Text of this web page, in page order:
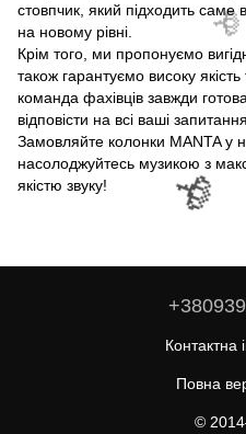
стовпчик, який підходить
на новому рівні.
Крім того, ми пропонуємо
також гарантуємо високу
команда фахівців завжди
відповісти на всі ваші запитання.
Замовляйте колонки MANTA у
насолоджуйтесь музикою з
якістю звуку!
Контактна
Повна
©
🌹
🌹